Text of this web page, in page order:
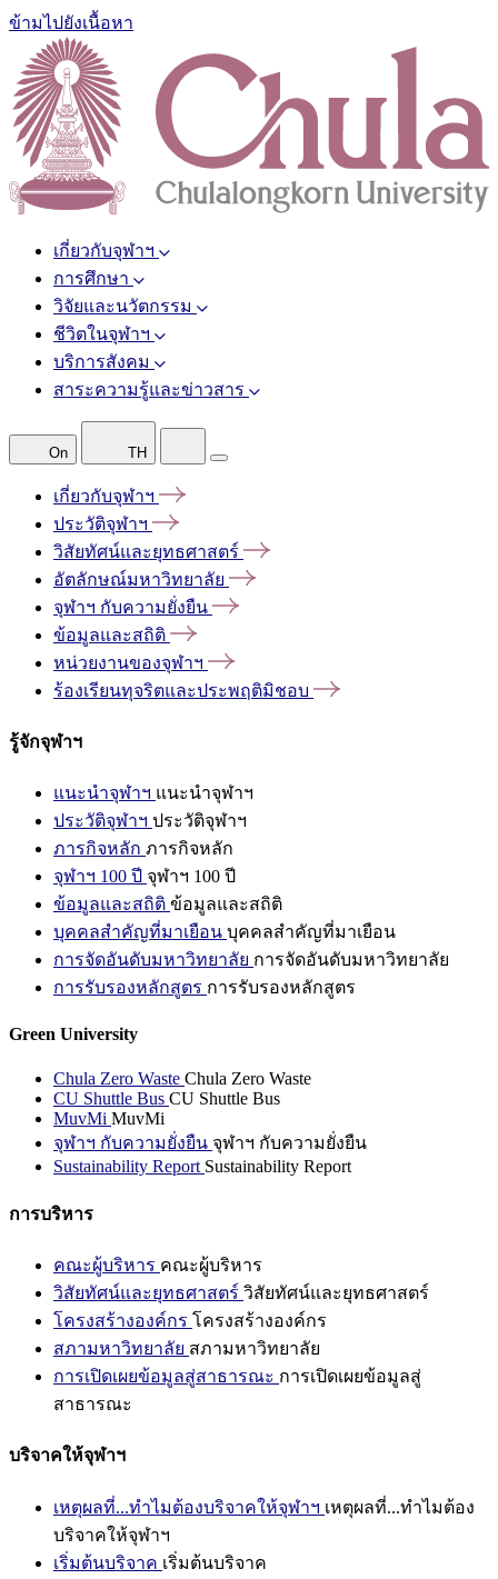
ข้ามไปยังเนื้อหา
เกี่ยวกับจุฬาฯ
การศึกษา
วิจัยและนวัตกรรม
ชีวิตในจุฬาฯ
บริการสังคม
สาระความรู้และข่าวสาร
On TH
เกี่ยวกับจุฬาฯ
ประวัติจุฬาฯ
วิสัยทัศน์และยุทธศาสตร์
อัตลักษณ์มหาวิทยาลัย
จุฬาฯ กับความยั่งยืน
ข้อมูลและสถิติ
หน่วยงานของจุฬาฯ
ร้องเรียนทุจริตและประพฤติมิชอบ
รู้จักจุฬาฯ
แนะนำจุฬาฯ แนะนำจุฬาฯ
ประวัติจุฬาฯ ประวัติจุฬาฯ
ภารกิจหลัก ภารกิจหลัก
จุฬาฯ 100 ปี จุฬาฯ 100 ปี
ข้อมูลและสถิติ ข้อมูลและสถิติ
บุคคลสำคัญที่มาเยือน บุคคลสำคัญที่มาเยือน
การจัดอันดับมหาวิทยาลัย การจัดอันดับมหาวิทยาลัย
การรับรองหลักสูตร การรับรองหลักสูตร
Green University
Chula Zero Waste Chula Zero Waste
CU Shuttle Bus CU Shuttle Bus
MuvMi MuvMi
จุฬาฯ กับความยั่งยืน จุฬาฯ กับความยั่งยืน
Sustainability Report Sustainability Report
การบริหาร
คณะผู้บริหาร คณะผู้บริหาร
วิสัยทัศน์และยุทธศาสตร์ วิสัยทัศน์และยุทธศาสตร์
โครงสร้างองค์กร โครงสร้างองค์กร
สภามหาวิทยาลัย สภามหาวิทยาลัย
การเปิดเผยข้อมูลสู่สาธารณะ การเปิดเผยข้อมูลสู่
สาธารณะ
บริจาคให้จุฬาฯ
เหตุผลที่...ทำไมต้องบริจาคให้จุฬาฯ เหตุผลที่...ทำไมต้อง
บริจาคให้จุฬาฯ
เริ่มต้นบริจาค เริ่มต้นบริจาค